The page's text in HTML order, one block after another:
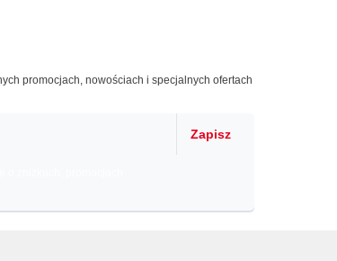
promocjach, nowościach i specjalnych ofertach
Zapisz